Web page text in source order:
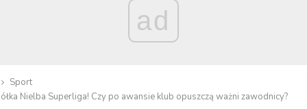
ad
Sport
Nielba Superliga! Czy po awansie klub opuszczą ważni zawodnicy?